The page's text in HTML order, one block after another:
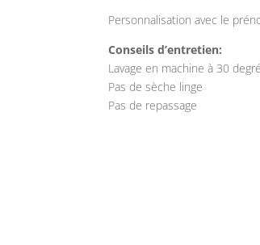
Personnalisation avec le
Conseils d’entretien:
Lavage en machine à 30
Pas de sèche linge
Pas de repassage